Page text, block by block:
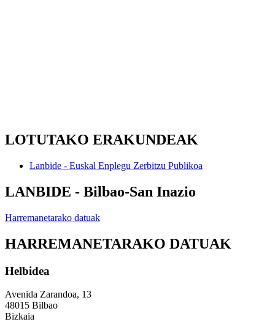
LOTUTAKO ERAKUNDEAK
Lanbide - Euskal Enplegu Zerbitzu Publikoa
LANBIDE - Bilbao-San Inazio
Harremanetarako datuak
HARREMANETARAKO DATUAK
Helbidea
Avenida Zarandoa, 13
48015 Bilbao
Bizkaia